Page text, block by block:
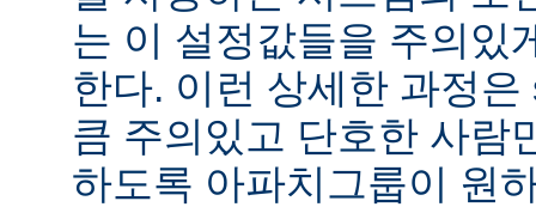
는 이 설정값들을 주의있
한다. 이런 상세한 과정
큼 주의있고 단호한 사람
하도록 아파치그룹이 원